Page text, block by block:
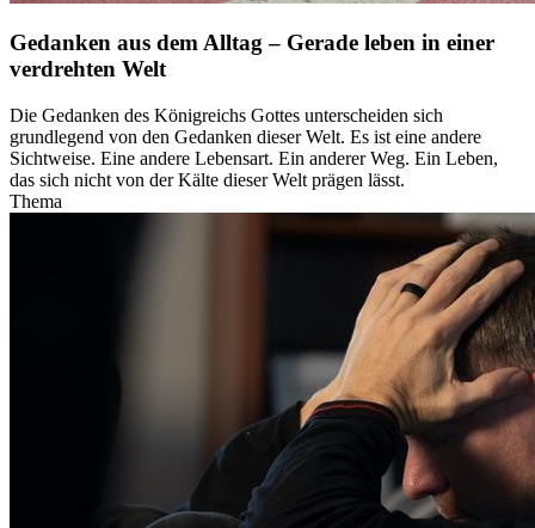
Gedanken aus dem Alltag – Gerade leben in einer
verdrehten Welt
Die Gedanken des Königreichs Gottes unterscheiden sich
grundlegend von den Gedanken dieser Welt. Es ist eine andere
Sichtweise. Eine andere Lebensart. Ein anderer Weg. Ein Leben,
das sich nicht von der Kälte dieser Welt prägen lässt.
Thema